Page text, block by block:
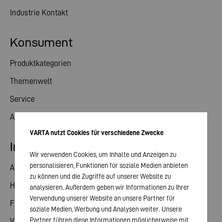
Konsument
Produktkategorien
Themenwelt
Service
Aktuelles
Industrie Kontakt
Investor Relations
Aktie
Hauptversammlung
Finanzkalender
VARTA nutzt Cookies für verschiedene Zwecke
Wir verwenden Cookies, um Inhalte und Anzeigen zu
personalisieren, Funktionen für soziale Medien anbieten
zu können und die Zugriffe auf unserer Website zu
analysieren. Außerdem geben wir Informationen zu Ihrer
Verwendung unserer Website an unsere Partner für
soziale Medien, Werbung und Analysen weiter. Unsere
Partner führen diese Informationen möglicherweise mit